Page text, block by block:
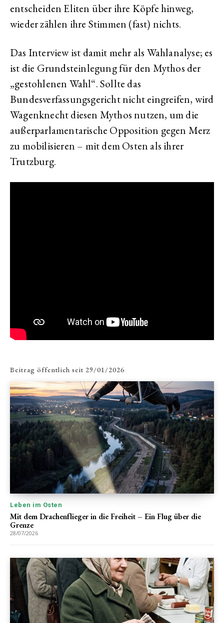
entscheiden Eliten über ihre Köpfe hinweg,
wieder zählen ihre Stimmen (fast) nichts.
Das Interview ist damit mehr als Wahlanalyse; es
ist die Grundsteinlegung für den Mythos der
„gestohlenen Wahl“. Sollte das
Bundesverfassungsgericht nicht eingreifen, wird
Wagenknecht diesen Mythos nutzen, um die
außerparlamentarische Opposition gegen Merz
zu mobilisieren – mit dem Osten als ihrer
Trutzburg.
Beitrag öffentlich seit 29/01/2026
Leben im Osten
Mit dem Drachenflieger in die Freiheit – Ein Flug über die
Grenze
28/07/2026